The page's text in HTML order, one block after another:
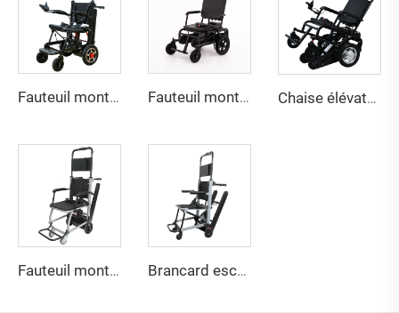
Fauteuil monte-escalier 2en1 YHR-LD04 Fauteuil monte-escalier électrique YHR-LD05 Chaise élévatrice électrique YHR-LD06
Fauteuil monte-escalier électrique YHR-LD09 Brancard escamotable YHR-LD10